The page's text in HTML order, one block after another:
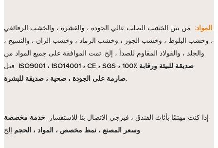
المواد:
من بين الخشب الصلب عالي الجودة ، والقشرة ، والخشب الرقائقي
، وخشب البلوط ، وخشب الجوز ، وخشب الرماد ، وخشب الزان ، والنسيج ،
والجلد ، والفولاذ المقاوم للصدأ ، إلخ. تمت الموافقة على جميع المواد من
ISO9001 ، ISO14001 ، CE ، SGS ، 100٪ صديقة للبيئة ورقابة
صارمة على الجودة ، صحية ، صديقة للبشرة.
إذا كنت مهتمًا بأثاث الفندق ، فيرجى الاتصال بنا للاستفسار
خدمة مخصصة
وسعر المصنع ، نمط مخصص ، المواد ، الحجمإلخ.